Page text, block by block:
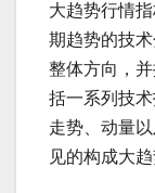
大趋势行情
期趋势的技
整体方向，
括一系列技
走势、动量
见的构成大